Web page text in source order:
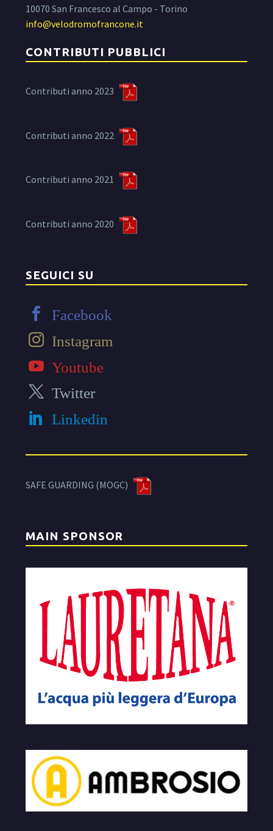
10070 San Francesco al Campo - Torino
info@velodromofrancone.it
CONTRIBUTI PUBBLICI
Contributi anno 2023
Contributi anno 2022
Contributi anno 2021
Contributi anno 2020
SEGUICI SU
Facebook
Instagram
Youtube
Twitter
Linkedin
SAFE GUARDING (MOGC)
MAIN SPONSOR